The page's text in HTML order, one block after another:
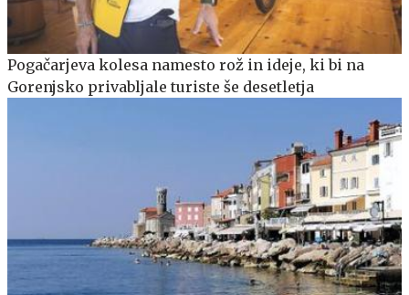
Pogačarjeva kolesa namesto rož in ideje, ki bi na
Gorenjsko privabljale turiste še desetletja